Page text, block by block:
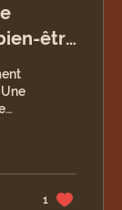
être
1